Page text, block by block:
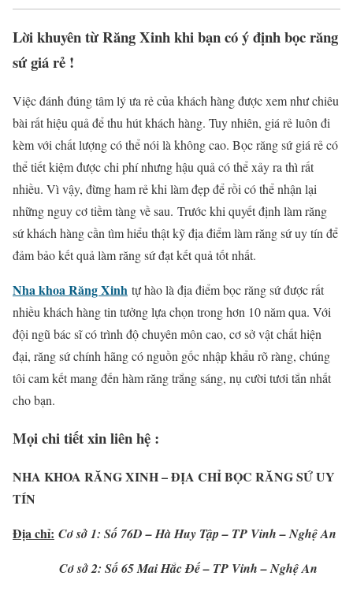
Lời khuyên từ Răng Xinh khi bạn có ý định bọc răng
sứ giá rẻ !
Việc đánh đúng tâm lý ưa rẻ của khách hàng được xem như chiêu
bài rất hiệu quả để thu hút khách hàng. Tuy nhiên, giá rẻ luôn đi
kèm với chất lượng có thể nói là không cao. Bọc răng sứ giá rẻ có
thể tiết kiệm được chi phí nhưng hậu quả có thể xảy ra thì rất
nhiều. Vì vậy, đừng ham rẻ khi làm đẹp để rồi có thể nhận lại
những nguy cơ tiềm tàng về sau. Trước khi quyết định làm răng
sứ khách hàng cần tìm hiểu thật kỹ địa điểm làm răng sứ uy tín để
đảm bảo kết quả làm răng sứ đạt kết quả tốt nhất.
Nha khoa Răng Xinh tự hào là địa điểm bọc răng sứ được rất
nhiều khách hàng tin tưởng lựa chọn trong hơn 10 năm qua. Với
đội ngũ bác sĩ có trình độ chuyên môn cao, cơ sở vật chất hiện
đại, răng sứ chính hãng có nguồn gốc nhập khẩu rõ ràng, chúng
tôi cam kết mang đến hàm răng trắng sáng, nụ cười tươi tắn nhất
cho bạn.
Mọi chi tiết xin liên hệ :
NHA KHOA RĂNG XINH – ĐỊA CHỈ BỌC RĂNG SỨ UY
TÍN
Địa chỉ: Cơ sở 1: Số 76D – Hà Huy Tập – TP Vinh – Nghệ An
Cơ sở 2: Số 65 Mai Hắc Đế – TP Vinh – Nghệ An